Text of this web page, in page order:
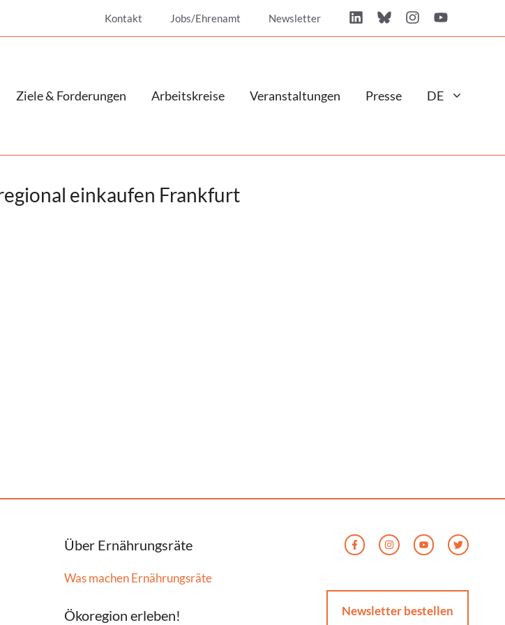
Kontakt Jobs/Ehrenamt Newsletter
Ziele & Forderungen Arbeitskreise Veranstaltungen Presse DE
einkaufen Frankfurt
Über Ernährungsräte
Was machen Ernährungsräte
Ökoregion erleben! Newsletter bestellen